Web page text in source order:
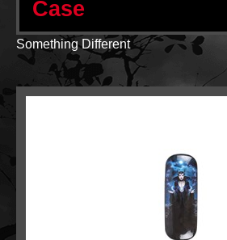
Case
Something Different
Bildergalerie überspringen